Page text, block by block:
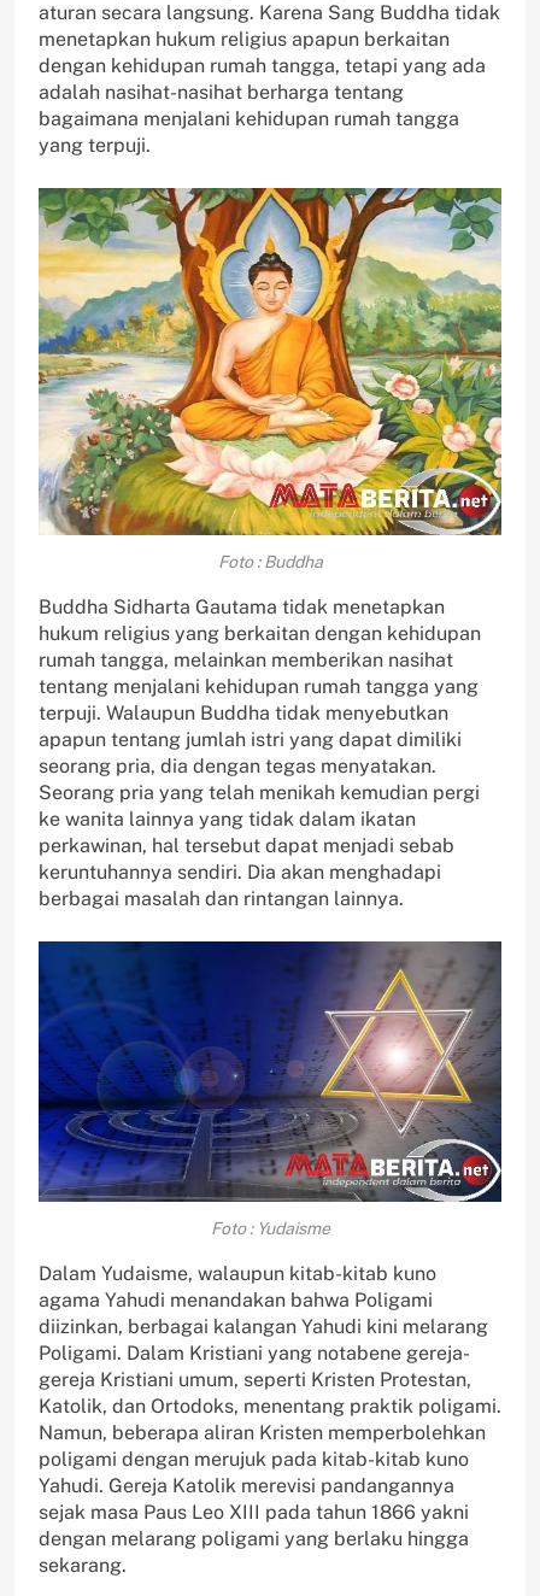
aturan secara langsung. Karena Sang Buddha tidak
menetapkan hukum religius apapun berkaitan
dengan kehidupan rumah tangga, tetapi yang ada
adalah nasihat-nasihat berharga tentang
bagaimana menjalani kehidupan rumah tangga
yang terpuji.
Foto : Buddha
Buddha Sidharta Gautama tidak menetapkan
hukum religius yang berkaitan dengan kehidupan
rumah tangga, melainkan memberikan nasihat
tentang menjalani kehidupan rumah tangga yang
terpuji. Walaupun Buddha tidak menyebutkan
apapun tentang jumlah istri yang dapat dimiliki
seorang pria, dia dengan tegas menyatakan.
Seorang pria yang telah menikah kemudian pergi
ke wanita lainnya yang tidak dalam ikatan
perkawinan, hal tersebut dapat menjadi sebab
keruntuhannya sendiri. Dia akan menghadapi
berbagai masalah dan rintangan lainnya.
Foto : Yudaisme
Dalam Yudaisme, walaupun kitab-kitab kuno
agama Yahudi menandakan bahwa Poligami
diizinkan, berbagai kalangan Yahudi kini melarang
Poligami. Dalam Kristiani yang notabene gereja-
gereja Kristiani umum, seperti Kristen Protestan,
Katolik, dan Ortodoks, menentang praktik poligami.
Namun, beberapa aliran Kristen memperbolehkan
poligami dengan merujuk pada kitab-kitab kuno
Yahudi. Gereja Katolik merevisi pandangannya
sejak masa Paus Leo XIII pada tahun 1866 yakni
dengan melarang poligami yang berlaku hingga
sekarang.